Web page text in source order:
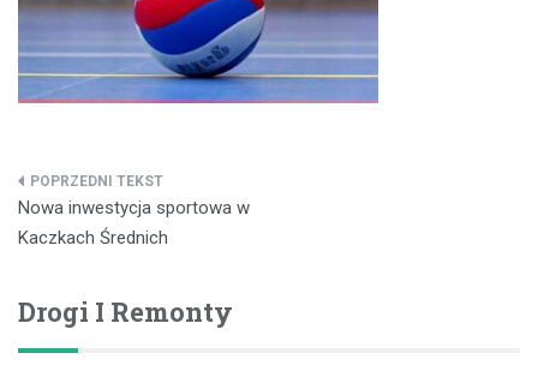
Nawigacja
wpisu
Nowa inwestycja sportowa w
Kaczkach Średnich
Drogi I Remonty